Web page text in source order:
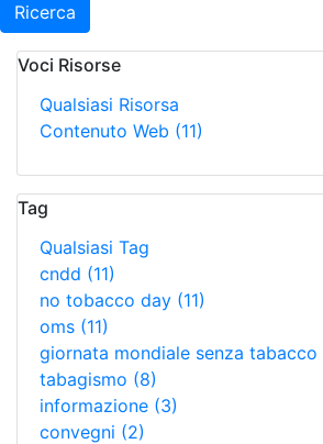
Ricerca
Voci Risorse
Qualsiasi Risorsa
Contenuto Web (11)
Tag
Qualsiasi Tag
cndd (11)
no tobacco day (11)
oms (11)
giornata mondiale senza tabacco
tabagismo (8)
informazione (3)
convegni (2)